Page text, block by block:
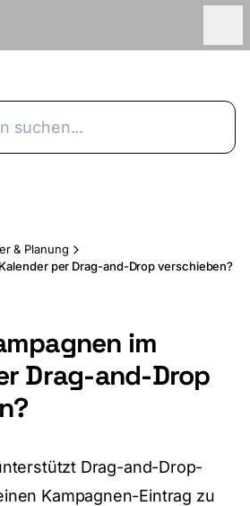
& Planung
per Drag-and-Drop verschieben?
im
Drag-and-Drop
Drag-and-Drop-
Kampagnen-Eintrag zu